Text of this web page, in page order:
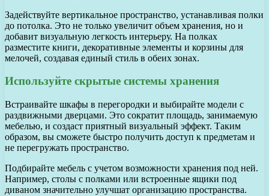
Задействуйте вертикальное пространство, устанавливая полки
до потолка. Это не только увеличит объем хранения, но и
добавит визуальную легкость интерьеру. На полках
разместите книги, декоративные элементы и корзины для
мелочей, создавая единый стиль в обеих зонах.
Используйте скрытые системы хранения
Встраивайте шкафы в перегородки и выбирайте модели с
раздвижными дверцами. Это сократит площадь, занимаемую
мебелью, и создаст приятный визуальный эффект. Таким
образом, вы сможете быстро получить доступ к предметам и
не перегружать пространство.
Подбирайте мебель с учетом возможности хранения под ней.
Например, столы с полками или встроенные ящики под
диваном значительно улучшат организацию пространства.